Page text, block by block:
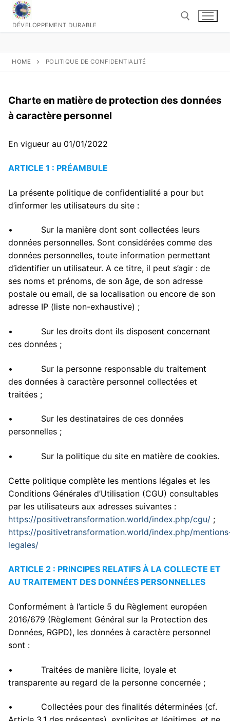
Aller
DÉVELOPPEMENT DURABLE
Rechercher :
HOME POLITIQUE DE CONFIDENTIALITÉ
Charte en matière de protection des données
à caractère personnel
En vigueur au 01/01/2022
ARTICLE 1 : PRÉAMBULE
La présente politique de confidentialité a pour but
d’informer les utilisateurs du site :
• Sur la manière dont sont collectées leurs
données personnelles. Sont considérées comme des
données personnelles, toute information permettant
d’identifier un utilisateur. A ce titre, il peut s’agir : de
ses noms et prénoms, de son âge, de son adresse
postale ou email, de sa localisation ou encore de son
adresse IP (liste non-exhaustive) ;
• Sur les droits dont ils disposent concernant
ces données ;
• Sur la personne responsable du traitement
des données à caractère personnel collectées et
traitées ;
• Sur les destinataires de ces données
personnelles ;
• Sur la politique du site en matière de cookies.
Cette politique complète les mentions légales et les
Conditions Générales d’Utilisation (CGU) consultables
par les utilisateurs aux adresses suivantes :
https://positivetransformation.world/index.php/cgu/ ;
https://positivetransformation.world/index.php/
legales/
ARTICLE 2 : PRINCIPES RELATIFS À LA COLLECTE ET
AU TRAITEMENT DES DONNÉES PERSONNELLES
Conformément à l’article 5 du Règlement européen
2016/679 (Règlement Général sur la Protection des
Données, RGPD), les données à caractère personnel
sont :
• Traitées de manière licite, loyale et
transparente au regard de la personne concernée ;
• Collectées pour des finalités déterminées (cf.